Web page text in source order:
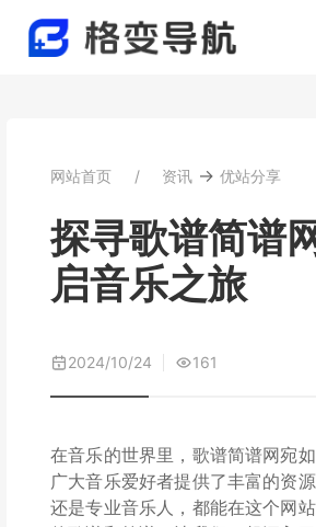
网站首页 资讯 → 优站分享
探寻歌谱简谱
启音乐之旅
2024/10/24 161
在音乐的世界里，歌谱简谱网宛
广大音乐爱好者提供了丰富的资
还是专业音乐人，都能在这个网